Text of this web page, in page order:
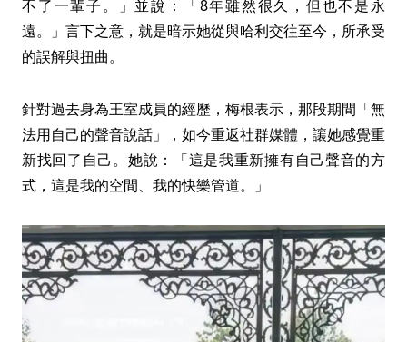
不了一輩子。」並說：「8年雖然很久，但也不是永
遠。」言下之意，就是暗示她從與哈利交往至今，所承受
的誤解與扭曲。
針對過去身為王室成員的經歷，梅根表示，那段期間「無
法用自己的聲音說話」，如今重返社群媒體，讓她感覺重
新找回了自己。她說：「這是我重新擁有自己聲音的方
式，這是我的空間、我的快樂管道。」